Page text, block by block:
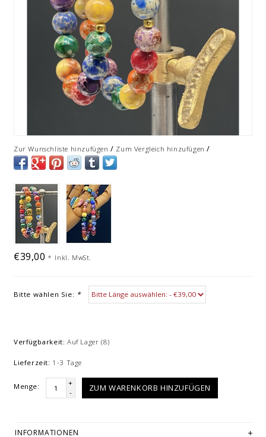
Zur Wunschliste hinzufügen / Zum Vergleich hinzufügen /
€39,00* Inkl. MwSt.
Bitte wählen Sie: *
Verfügbarkeit: Auf Lager(8)
Lieferzeit: 1-3 Tage
Menge:
+
-
ZUM WARENKORB HINZUFÜGEN
INFORMATIONEN